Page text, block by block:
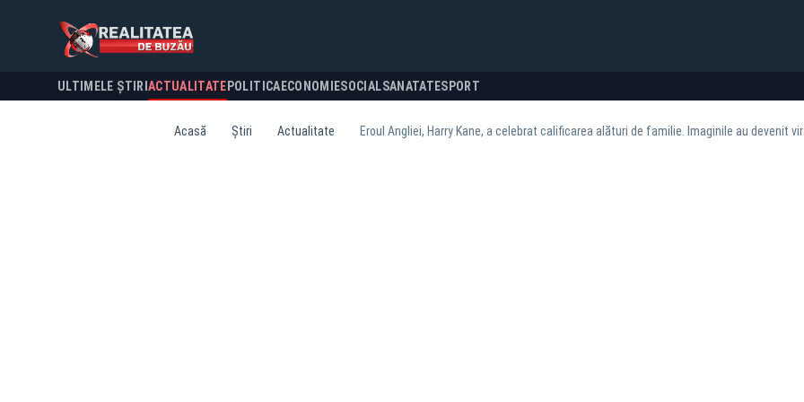
ULTIMELE ȘTIRI ACTUALITATE POLITICA ECONOMIESOCIALSANATATESPORT
Acasă Știri Actualitate Eroul Angliei, Harry Kane, a celebrat calificarea alături de familie. Imaginile au devenit